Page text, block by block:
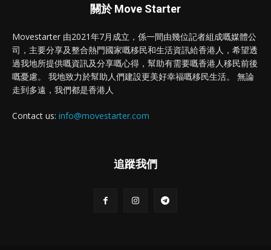
關於 Move Starter
Movestarter 由2021年7月成立，係一間由幾位記者組成嘅媒體公
司，主要分享及整合熱門國家嘅移民和生活資訊給香港人，希望透
過我地所提供嘅資訊及分享嘅心得，幫助有需要嘅香港人移民前後
嘅憂慮。 我地致力於幫助人們建設更美好幸福嘅移民生活。 無論
走到多遠，我們都是香港人
Contact us: info@movestarter.com
追蹤我們